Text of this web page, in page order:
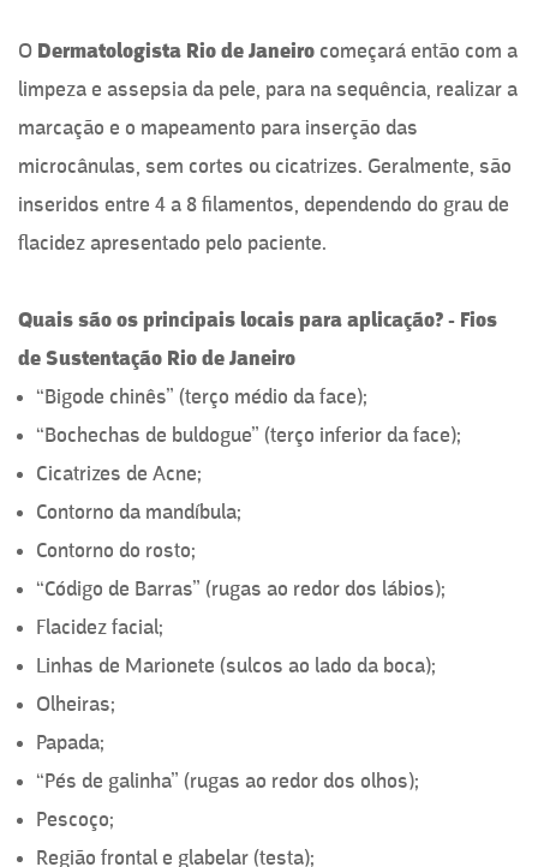
O Dermatologista Rio de Janeiro começará então com a
limpeza e assepsia da pele, para na sequência, realizar a
marcação e o mapeamento para inserção das
microcânulas, sem cortes ou cicatrizes. Geralmente, são
inseridos entre 4 a 8 filamentos, dependendo do grau de
flacidez apresentado pelo paciente.
Quais são os principais locais para aplicação? - Fios
de Sustentação Rio de Janeiro
“Bigode chinês” (terço médio da face);
“Bochechas de buldogue” (terço inferior da face);
Cicatrizes de Acne;
Contorno da mandíbula;
Contorno do rosto;
“Código de Barras” (rugas ao redor dos lábios);
Flacidez facial;
Linhas de Marionete (sulcos ao lado da boca);
Olheiras;
Papada;
“Pés de galinha” (rugas ao redor dos olhos);
Pescoço;
Região frontal e glabelar (testa);